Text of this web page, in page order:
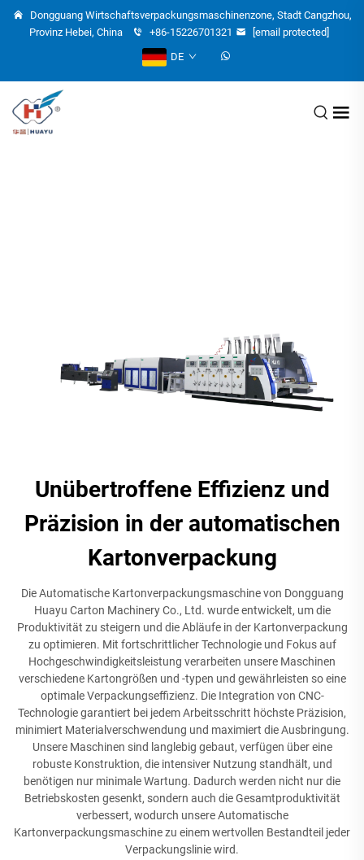
Dongguang Wirtschaftsverpackungsmaschinenzone, Stadt Cangzhou,
Provinz Hebei, China
+86-15226701321
[email protected]
DE
Unübertroffene Effizienz und
Präzision in der automatischen
Kartonverpackung
Die Automatische Kartonverpackungsmaschine von Dongguang
Huayu Carton Machinery Co., Ltd. wurde entwickelt, um die
Produktivität zu steigern und die Abläufe in der Kartonverpackung
zu optimieren. Mit fortschrittlicher Technologie und Fokus auf
Hochgeschwindigkeitsleistung verarbeiten unsere Maschinen
verschiedene Kartongrößen und -typen und gewährleisten so eine
optimale Verpackungseffizienz. Die Integration von CNC-
Technologie garantiert bei jedem Arbeitsschritt höchste Präzision,
minimiert Materialverschwendung und maximiert die Ausbringung.
Unsere Maschinen sind langlebig gebaut, verfügen über eine
robuste Konstruktion, die intensiver Nutzung standhält, und
benötigen nur minimale Wartung. Dadurch werden nicht nur die
Betriebskosten gesenkt, sondern auch die Gesamtproduktivität
verbessert, wodurch unsere Automatische
Kartonverpackungsmaschine zu einem wertvollen Bestandteil jeder
Verpackungslinie wird.